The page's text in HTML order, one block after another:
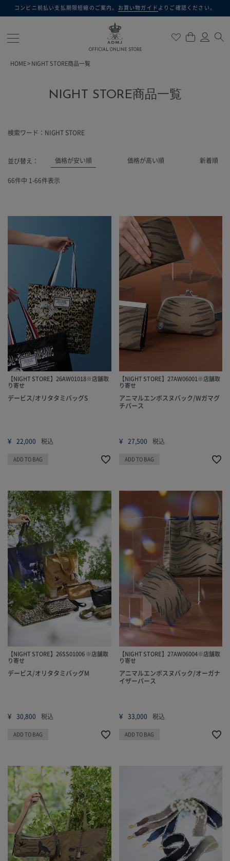
コンビニ前払い支払期限短縮のご案内。 お買い物ガイド よりご確認ください。
OFFICIAL ONLINE STORE
検索
HOME NIGHT STORE商品一覧
NIGHT STORE商品一覧
検索ワード：NIGHT STORE
並び替え 価格が安い順 価格が高い順 新着順
66件中 1-66件表示
【NIGHT STORE】26AW01018※店舗取
り寄せ
デービス/オリタタミバッグS
¥ 22,000 税込
ADD TO BAG
【NIGHT STORE】27AW06001※店舗取
り寄せ
アニマルエンボスヌバック/Wガマグ
チパース
¥ 27,500 税込
ADD TO BAG
【NIGHT STORE】26SS01006 ※店舗取
り寄せ
デービス/オリタタミバッグM
¥ 30,800 税込
ADD TO BAG
【NIGHT STORE】27AW06004※店舗取
り寄せ
アニマルエンボスヌバック/オーガナ
イザーパース
¥ 33,000 税込
ADD TO BAG